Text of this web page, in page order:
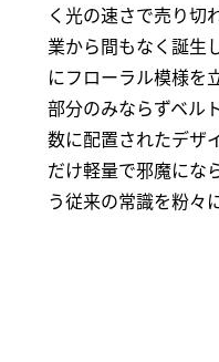
く光の速さで売り切
業から間もなく誕生
にフローラル模様を
部分のみならずベル
数に配置されたデザ
だけ軽量で邪魔にな
う従来の常識を粉々